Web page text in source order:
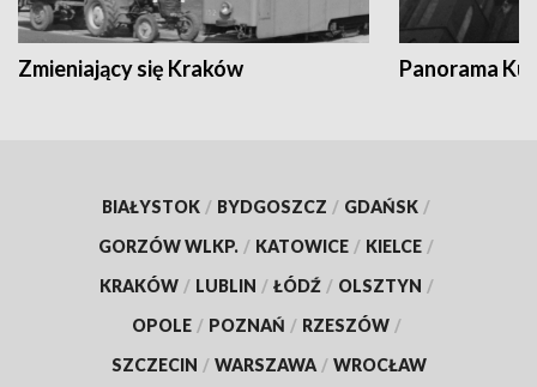
Zmieniający się Kraków Panorama
BIAŁYSTOK / BYDGOSZCZ / GDAŃSK /
GORZÓW WLKP. / KATOWICE / KIELCE /
KRAKÓW / LUBLIN / ŁÓDŹ / OLSZTYN /
OPOLE / POZNAŃ / RZESZÓW /
SZCZECIN / WARSZAWA / WROCŁAW